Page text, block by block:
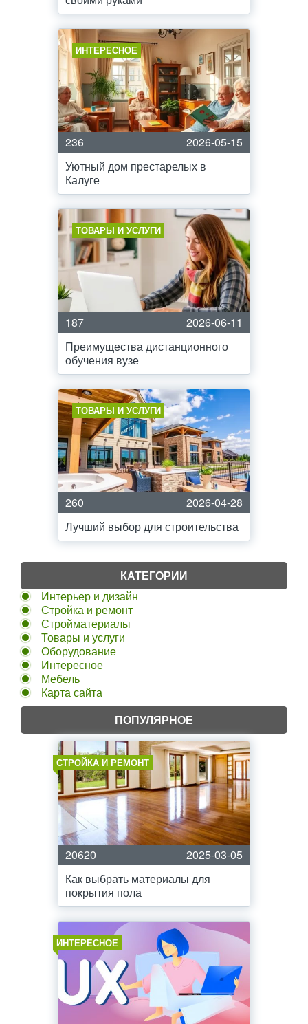
ИНТЕРЕСНОЕ
236
2026-05-15
Уютный дом престарелых в
Калуге
ТОВАРЫ И УСЛУГИ
187
2026-06-11
Преимущества дистанционного
обучения вузе
ТОВАРЫ И УСЛУГИ
260
2026-04-28
Лучший выбор для строительства
КАТЕГОРИИ
Интерьер и дизайн
Стройка и ремонт
Стройматериалы
Товары и услуги
Оборудование
Интересное
Мебель
Карта сайта
ПОПУЛЯРНОЕ
СТРОЙКА И РЕМОНТ
20620
2025-03-05
Как выбрать материалы для
покрытия пола
ИНТЕРЕСНОЕ